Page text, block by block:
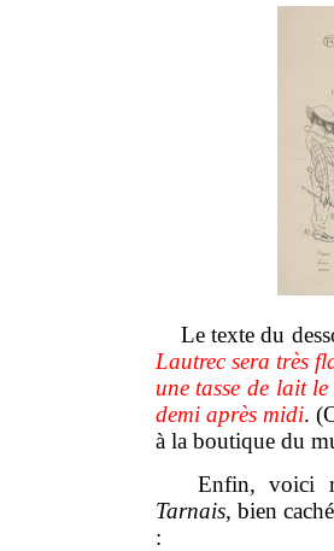
Le texte du
Lautrec sera très
une tasse de lait
demi après midi.
à la boutique du
Enfin, voici
Tarnais, bien
: